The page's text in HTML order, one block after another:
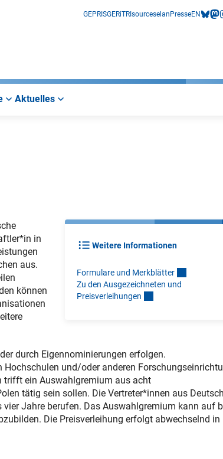
GEPRISGERiTRIsourceselan PresseEN
Aktuelles
Weitere Informationen
Formulare und Merkblätter
Zu den Ausgezeichneten und
Preisverleihungen
in
aus.
können
durch Eigennominierungen erfolgen.
und/oder anderen
trifft ein Auswahlgremium aus acht
tätig sein sollen. Die Vertreter*innen aus
Jahre berufen. Das Auswahlgremium kann auf
Die Preisverleihung erfolgt abwechselnd in